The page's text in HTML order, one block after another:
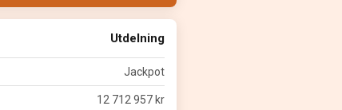
Utdelning
Jackpot
12 712 957 kr